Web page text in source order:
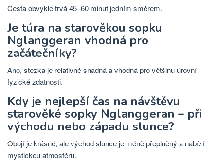
Cesta obvykle trvá 45–60 minut jedním směrem.
Je túra na starověkou sopku
Nglanggeran vhodná pro
začátečníky?
Ano, stezka je relativně snadná a vhodná pro většinu úrovní
fyzické zdatnosti.
Kdy je nejlepší čas na návštěvu
starověké sopky Nglanggeran – při
východu nebo západu slunce?
Obojí je krásné, ale východ slunce je méně přeplněný a nabízí
mystickou atmosféru.